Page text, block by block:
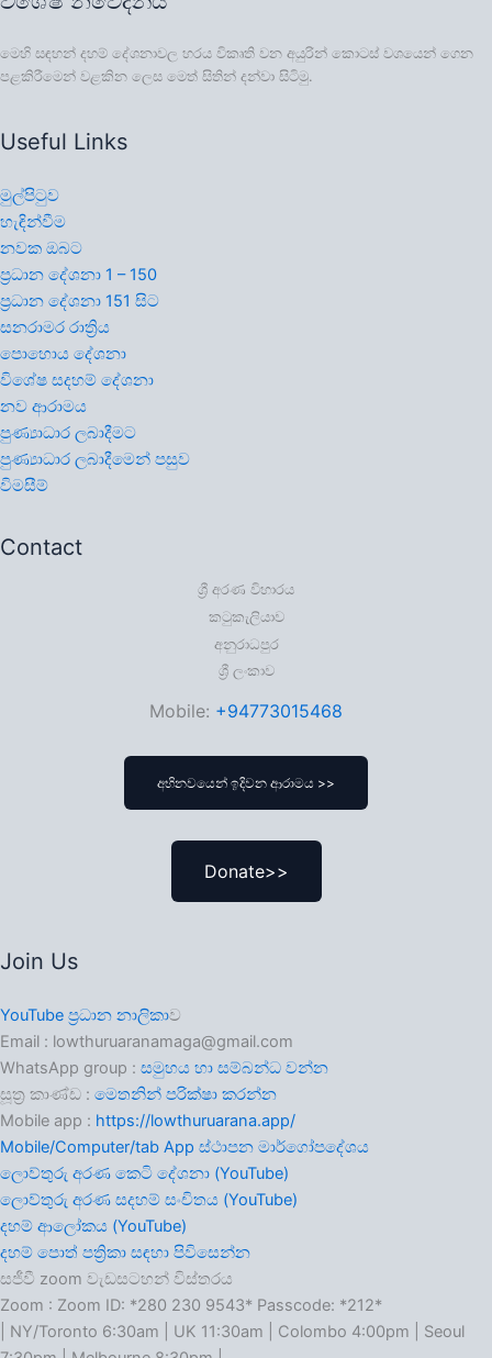
මෙහි සඳහන් දහම් දේශනාවල හරය විකෘති වන අයුරින් කොටස් වශයෙන් ගෙන
පළකිරීමෙන් වළකින ලෙස මෙත් සිතින් දන්වා සිටිමු.
Useful Links
මුල්පිටුව
හැඳින්වීම
නවක ඔබට
ප්‍රධාන දේශනා 1 – 150
ප්‍රධාන දේශනා 151 සිට
සනරාමර රාත්‍රිය
පොහොය දේශනා
විශේෂ සදහම් දේශනා
නව ආරාමය
පුණ්‍යාධාර ලබාදීමට
පුණ්‍යාධාර ලබාදීමෙන් පසුව
විමසීම්
Contact
ශ්‍රී අරණ විහාරය
කටුකැලියාව
අනුරාධපුර
ශ්‍රී ලංකාව
Mobile: +94773015468
අභිනවයෙන් ඉදිවන ආරාමය >>
Donate>>
Join Us
YouTube ප්‍රධාන නාලිකාව
Email : lowthuruaranamaga@gmail.com
WhatsApp group : සමුහය හා සම්බන්ධ වන්න
සූත්‍ර කාණ්ඩ : මෙතනින් පරික්ෂා කරන්න
Mobile app : https://lowthuruarana.app/
Mobile/Computer/tab App ස්ථාපන මාර්ගෝපදේශය
ලොව්තුරු අරණ කෙටි දේශනා (YouTube)
ලොව්තුරු අරණ සදහම් සංචිතය (YouTube)
දහම් ආලෝකය (YouTube)
දහම් පොත් පත්‍රිකා සඳහා පිවිසෙන්න
සජීවී zoom වැඩසටහන් විස්තරය
Zoom : Zoom ID: *280 230 9543* Passcode: *212*
| NY/Toronto 6:30am | UK 11:30am | Colombo 4:00pm | Seoul